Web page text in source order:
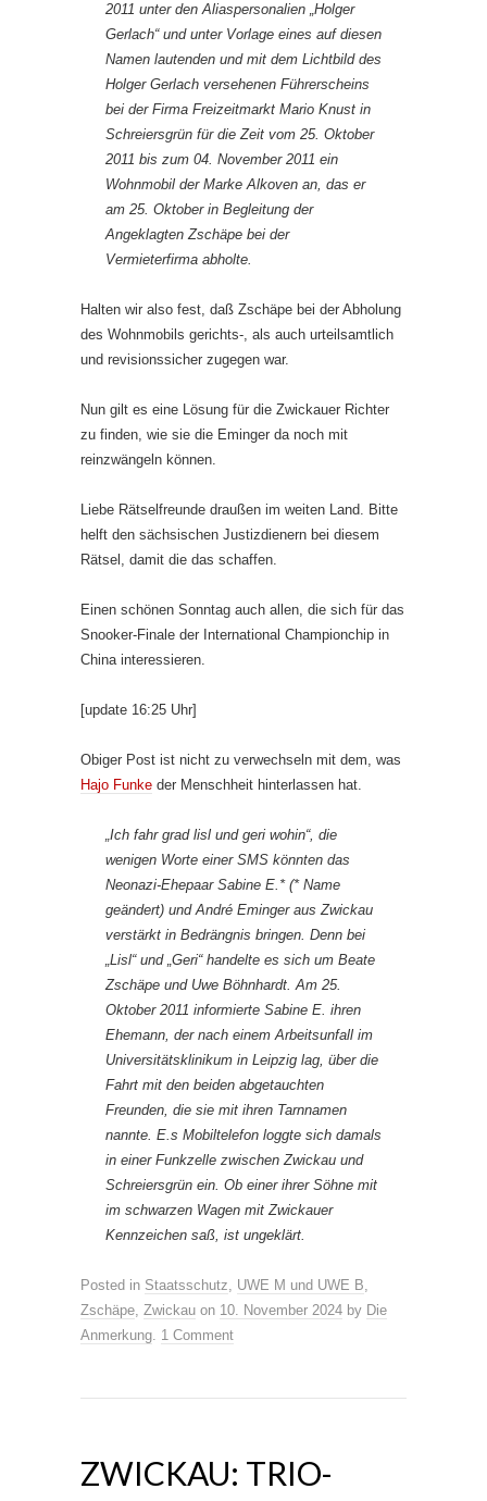
2011 unter den Aliaspersonalien „Holger
Gerlach“ und unter Vorlage eines auf diesen
Namen lautenden und mit dem Lichtbild des
Holger Gerlach versehenen Führerscheins
bei der Firma Freizeitmarkt Mario Knust in
Schreiersgrün für die Zeit vom 25. Oktober
2011 bis zum 04. November 2011 ein
Wohnmobil der Marke Alkoven an, das er
am 25. Oktober in Begleitung der
Angeklagten Zschäpe bei der
Vermieterfirma abholte.
Halten wir also fest, daß Zschäpe bei der Abholung
des Wohnmobils gerichts-, als auch urteilsamtlich
und revisionssicher zugegen war.
Nun gilt es eine Lösung für die Zwickauer Richter
zu finden, wie sie die Eminger da noch mit
reinzwängeln können.
Liebe Rätselfreunde draußen im weiten Land. Bitte
helft den sächsischen Justizdienern bei diesem
Rätsel, damit die das schaffen.
Einen schönen Sonntag auch allen, die sich für das
Snooker-Finale der International Championchip in
China interessieren.
[update 16:25 Uhr]
Obiger Post ist nicht zu verwechseln mit dem, was
Hajo Funke der Menschheit hinterlassen hat.
„Ich fahr grad lisl und geri wohin“, die
wenigen Worte einer SMS könnten das
Neonazi-Ehepaar Sabine E.* (* Name
geändert) und André Eminger aus Zwickau
verstärkt in Bedrängnis bringen. Denn bei
„Lisl“ und „Geri“ handelte es sich um Beate
Zschäpe und Uwe Böhnhardt. Am 25.
Oktober 2011 informierte Sabine E. ihren
Ehemann, der nach einem Arbeitsunfall im
Universitätsklinikum in Leipzig lag, über die
Fahrt mit den beiden abgetauchten
Freunden, die sie mit ihren Tarnnamen
nannte. E.s Mobiltelefon loggte sich damals
in einer Funkzelle zwischen Zwickau und
Schreiersgrün ein. Ob einer ihrer Söhne mit
im schwarzen Wagen mit Zwickauer
Kennzeichen saß, ist ungeklärt.
Posted in Staatsschutz, UWE M und UWE B,
Zschäpe, Zwickau on 10. November 2024 by Die
Anmerkung. 1 Comment
ZWICKAU: TRIO-